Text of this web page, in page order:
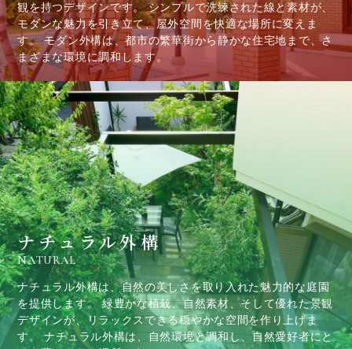
観を持つデザインです。 シンプルで洗練された線と素材が、
モダンな魅力を引き立て、屋外空間を快適な場所に変えま
す。 モダン外構は、都市の繁華街から静かな住宅地まで、さ
まざまな環境に調和します。
ナチュラル外構
NATURAL
ナチュラル外構は、自然の美しさを取り入れた魅力的な庭園
を提供します。 緑豊かな植栽、自然素材、そして優れた景観
デザインが、リラックスできる穏やかな空間を作り上げま
す。 ナチュラル外構は、自然環境と調和し、自然愛好者にと